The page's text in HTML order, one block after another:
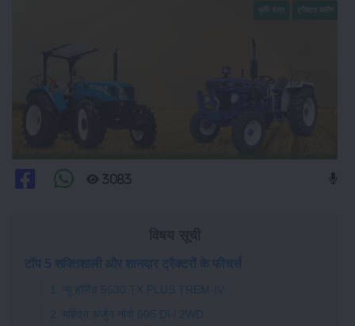
3083
टॉप 5 शक्तिशाली और शानदार ट्रैक्टरों के फीचर्स
1. न्यू हॉलैंड 5630 TX PLUS TREM-IV
2. महिंद्रा अर्जुन नोवो 605 Di-i 2WD